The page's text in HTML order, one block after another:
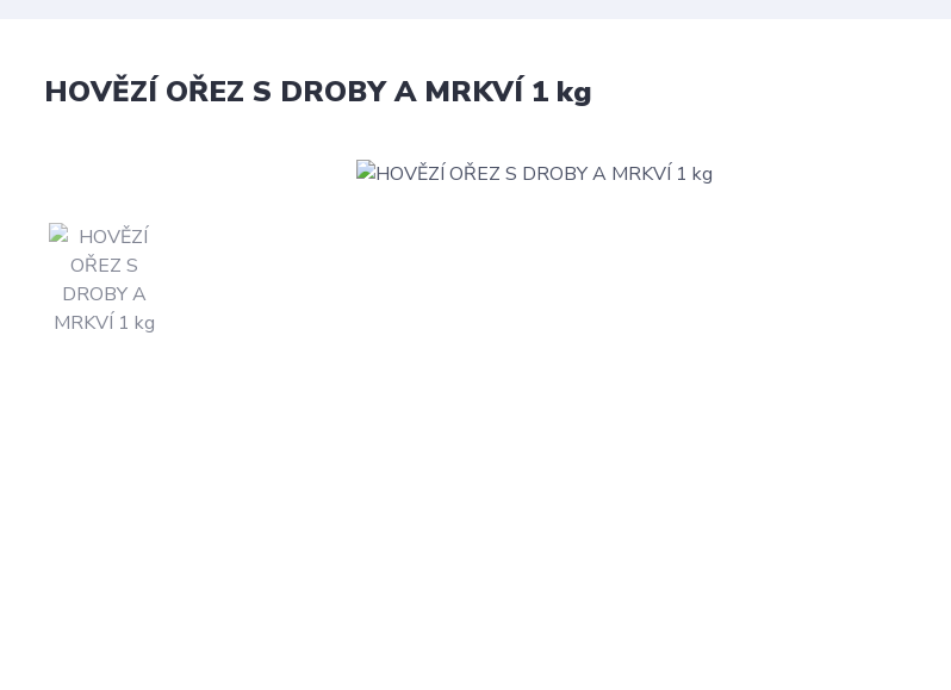
HOVĚZÍ OŘEZ S DROBY A MRKVÍ 1 kg